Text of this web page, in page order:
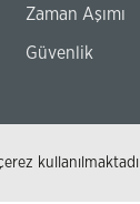
Zaman Aşımı
Güvenlik